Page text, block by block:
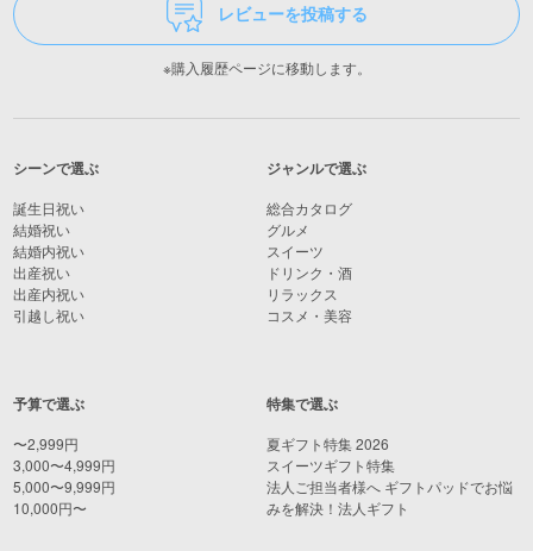
レビューを投稿する
※購入履歴ページに移動します。
シーンで選ぶ
誕生日祝い
結婚祝い
結婚内祝い
出産祝い
出産内祝い
引越し祝い
予算で選ぶ
〜2,999円
3,000〜4,999円
5,000〜9,999円
10,000円〜
ジャンルで選ぶ
総合カタログ
グルメ
スイーツ
ドリンク・酒
リラックス
コスメ・美容
特集で選ぶ
夏ギフト特集 2026
スイーツギフト特集
法人ご担当者様へ ギフトパッドでお悩
みを解決！法人ギフト